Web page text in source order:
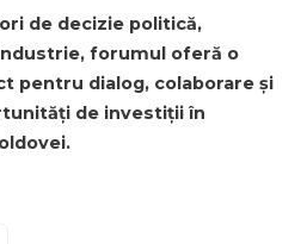
de decizie politică,
forumul oferă o
pentru dialog, colaborare și
de investiții în